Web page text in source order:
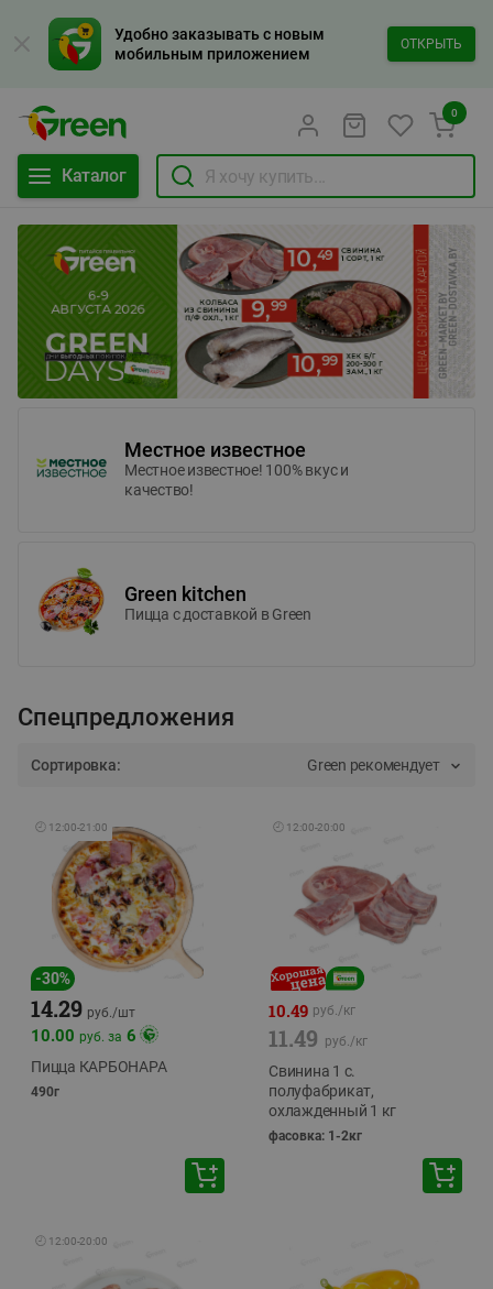
Удобно заказывать с новым
мобильным приложением
ОТКРЫТЬ
Каталог
0
Местное известное
Местное известное! 100% вкус и
качество!
Green kitchen
Пицца c доставкой в Green
Спецпредложения
Сортировка: Green рекомендует
🕘 12:00-21:00
-30%
14.29 руб./шт
10.00 руб. за 6
Пицца КАРБОНАРА
490г
🕘 12:00-20:00
10.49 руб./кг
11.49 руб./кг
Свинина 1 с.
полуфабрикат,
охлажденный 1 кг
фасовка: 1-2кг
🕘 12:00-20:00